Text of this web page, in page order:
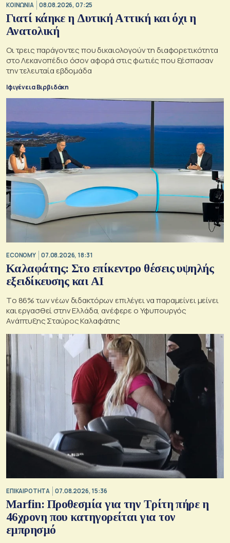
ΚΟΙΝΩΝΙΑ 08.08.2026, 07:25
Γιατί κάηκε η Δυτική Αττική και όχι η
Ανατολική
Oι τρεις παράγοντες που δικαιολογούν τη διαφορετικότητα
στο Λεκανοπέδιο όσον αφορά στις φωτιές που ξέσπασαν
την τελευταία εβδομάδα
Ιφιγένεια Βιρβιδάκη
ECONOMY 07.08.2026, 18:31
Καλαφάτης: Στο επίκεντρο θέσεις υψηλής
εξειδίκευσης και AI
Tο 86% των νέων διδακτόρων επιλέγει να παραμείνει μείνει
και εργασθεί στην Ελλάδα, ανέφερε ο Υφυπουργός
Ανάπτυξης Σταύρος Καλαφάτης
ΕΠΙΚΑΙΡΟΤΗΤΑ 07.08.2026, 15:36
Marfin: Προθεσμία για την Τρίτη πήρε η
46χρονη που κατηγορείται για τον
εμπρησμό